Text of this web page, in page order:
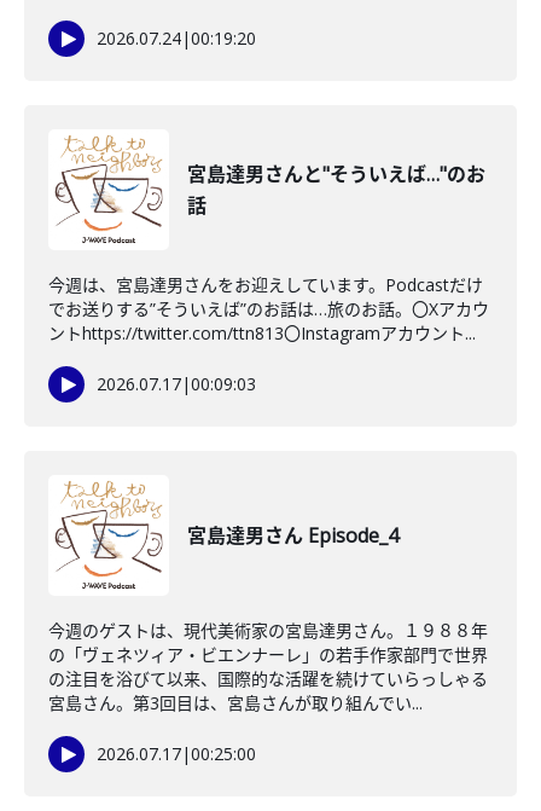
2026.07.24|00:19:20
宮島達男さんと"そういえば…"のお
話
今週は、宮島達男さんをお迎えしています。Podcastだけ
でお送りする”そういえば”のお話は…旅のお話。〇Xアカウ
ントhttps://twitter.com/ttn813〇Instagramアカウント...
2026.07.17|00:09:03
宮島達男さん Episode_4
今週のゲストは、現代美術家の宮島達男さん。１９８８年
の「ヴェネツィア・ビエンナーレ」の若手作家部門で世界
の注目を浴びて以来、国際的な活躍を続けていらっしゃる
宮島さん。第3回目は、宮島さんが取り組んでい...
2026.07.17|00:25:00